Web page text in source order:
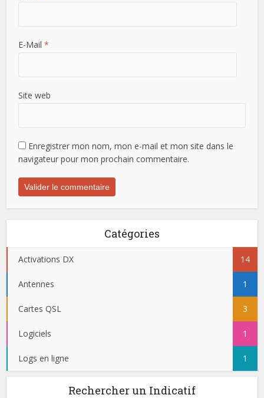
E-Mail *
Site web
Enregistrer mon nom, mon e-mail et mon site dans le
navigateur pour mon prochain commentaire.
Catégories
Activations DX 14
Antennes 1
Cartes QSL 3
Logiciels 1
Logs en ligne 1
Rechercher un Indicatif